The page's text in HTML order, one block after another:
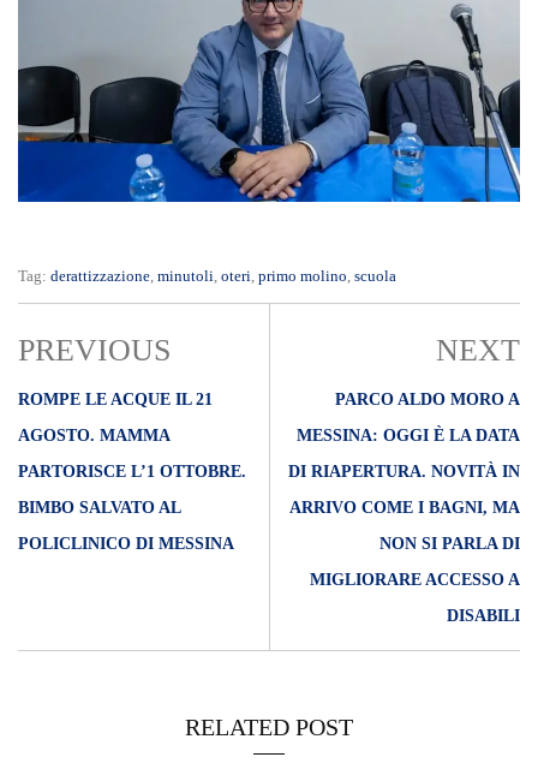
Tag: derattizzazione minutoli oteri primo molino scuola
PREVIOUS
ROMPE LE ACQUE IL 21
AGOSTO. MAMMA
PARTORISCE L’1 OTTOBRE.
BIMBO SALVATO AL
POLICLINICO DI MESSINA
NEXT
PARCO ALDO MORO A
MESSINA: OGGI È LA DATA
DI RIAPERTURA. NOVITÀ IN
ARRIVO COME I BAGNI, MA
NON SI PARLA DI
MIGLIORARE ACCESSO A
DISABILI
RELATED POST